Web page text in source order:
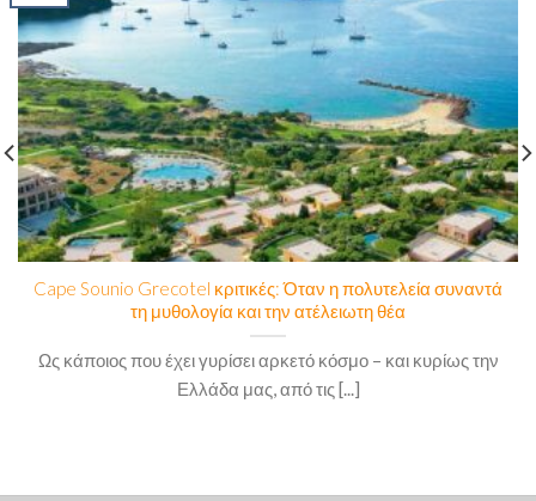
Cape Sounio Grecotel κριτικές: Όταν η πολυτελεία συναντά
τη μυθολογία και την ατέλειωτη θέα
Ως κάποιος που έχει γυρίσει αρκετό κόσμο – και κυρίως την
Ελλάδα μας, από τις [...]